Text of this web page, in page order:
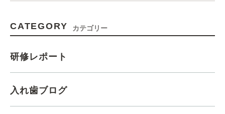
CATEGORY カテゴリー
研修レポート
入れ歯ブログ